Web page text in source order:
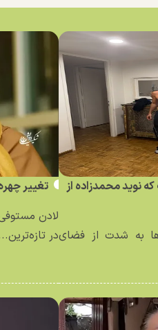
نوید محمدزاده از
به شدت از فضای
تغییر
لادن
در